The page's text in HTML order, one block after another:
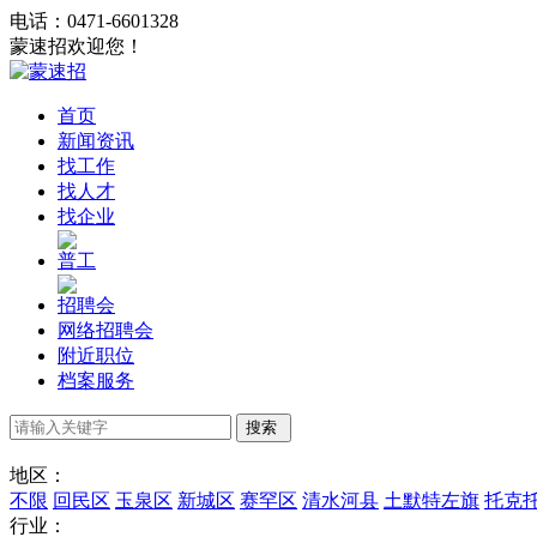
电话：0471-6601328
蒙速招欢迎您！
首页
新闻资讯
找工作
找人才
找企业
普工
招聘会
网络招聘会
附近职位
档案服务
地区：
不限 回民区 玉泉区 新城区 赛罕区 清水河县 土默特左旗 托克
行业：